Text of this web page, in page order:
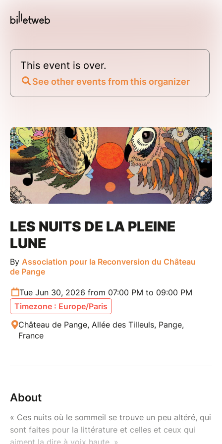
This event is over.
See other events from this organizer
LES NUITS DE LA PLEINE
LUNE
By Association pour la Reconversion du Château
de Pange
Tue Jun 30, 2026 from 07:00 PM to 09:00 PM
Timezone : Europe/Paris
Château de Pange, Allée des Tilleuls, Pange,
France
About
« Ces nuits où le sommeil se trouve un peu altéré, qui
sont faites pour la littérature et celles et ceux qui
aiment la dire à voix haute. »